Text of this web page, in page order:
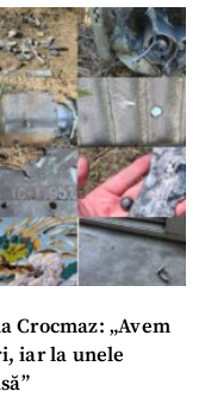
Crocmaz: „Avem
iar la unele